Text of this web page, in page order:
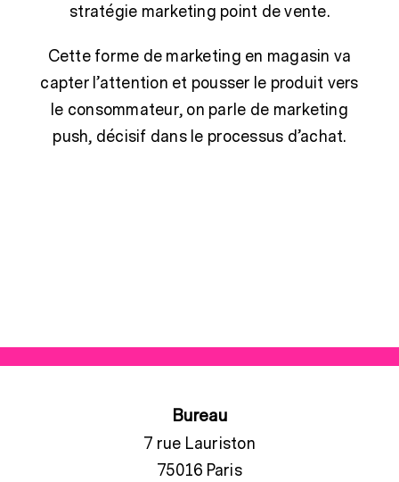
stratégie marketing point de vente.
Cette forme de marketing en magasin va
capter l’attention et pousser le produit vers
le consommateur, on parle de marketing
push, décisif dans le processus d’achat.
Bureau
7 rue Lauriston
75016 Paris